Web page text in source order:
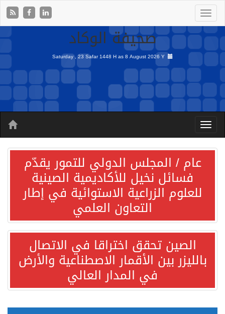
صحيفة الوكاد
Saturday , 23 Safar 1448 H as8 August 2026 Y
عام / المجلس الدولي للتمور يقدّم
فسائل نخيل للأكاديمية الصينية
للعلوم الزراعية الاستوائية في إطار
التعاون العلمي
الصين تحقق اختراقا في الاتصال
بالليزر بين الأقمار الاصطناعية والأرض
في المدار العالي